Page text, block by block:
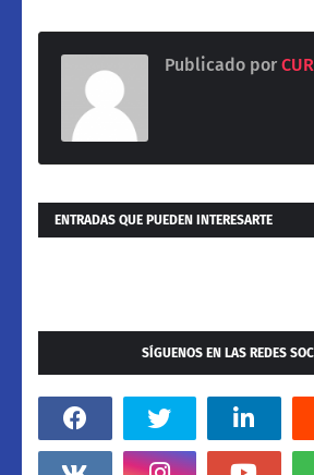
Publicado por
ENTRADAS QUE PUEDEN INTERESARTE
SÍGUENOS EN LAS REDES